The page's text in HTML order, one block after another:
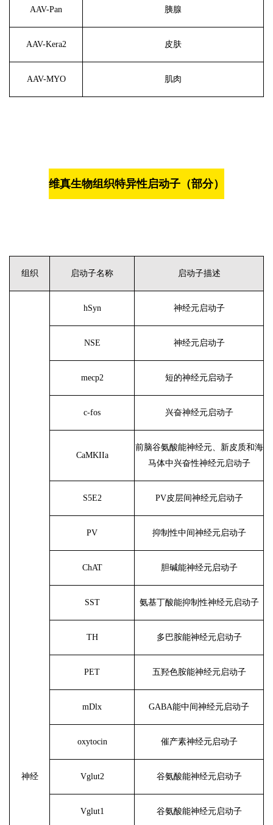
AAV-Pan 胰腺
AAV-Kera2 皮肤
AAV-MYO 肌肉
维真生物组织特异性启动子（部分）
组织 启动子名称 启动子描述
神经
hSyn 神经元启动子
NSE 神经元启动子
mecp2 短的神经元启动子
c-fos 兴奋神经元启动子
CaMKIIa
前脑谷氨酸能神经元、新皮质和海
马体中兴奋性神经元启动子
S5E2 PV皮层间神经元启动子
PV 抑制性中间神经元启动子
ChAT 胆碱能神经元启动子
SST 氨基丁酸能抑制性神经元启动子
TH 多巴胺能神经元启动子
PET 五羟色胺能神经元启动子
mDlx GABA能中间神经元启动子
oxytocin 催产素神经元启动子
Vglut2 谷氨酸能神经元启动子
Vglut1 谷氨酸能神经元启动子